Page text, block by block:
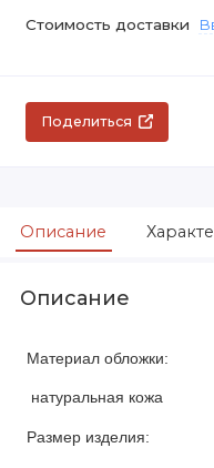
Стоимость доставки
Поделиться
Описание
Описание
Материал обложки:
натуральная кожа
Размер изделия: